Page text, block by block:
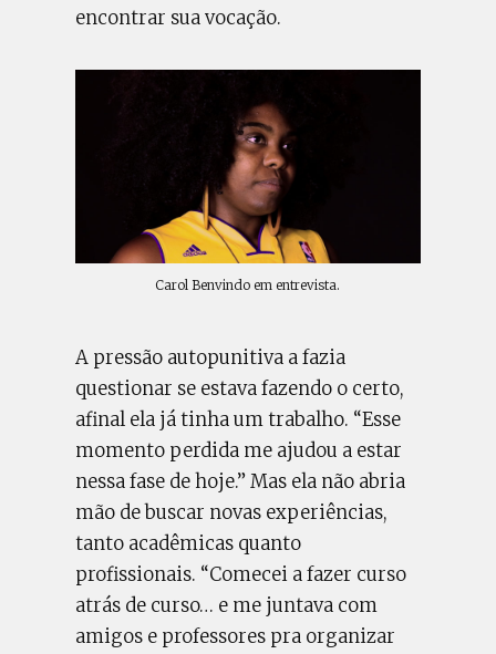
encontrar sua vocação.
Carol Benvindo em entrevista.
A pressão autopunitiva a fazia
questionar se estava fazendo o certo,
afinal ela já tinha um trabalho. “Esse
momento perdida me ajudou a estar
nessa fase de hoje.” Mas ela não abria
mão de buscar novas experiências,
tanto acadêmicas quanto
profissionais. “Comecei a fazer curso
atrás de curso… e me juntava com
amigos e professores pra organizar